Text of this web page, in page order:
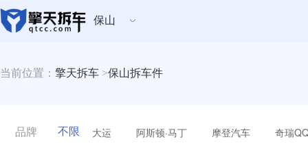
保山
当前位置： 擎天拆车 >保山拆车件
品牌 不限 大运 阿斯顿·马丁 摩登汽车 奇瑞